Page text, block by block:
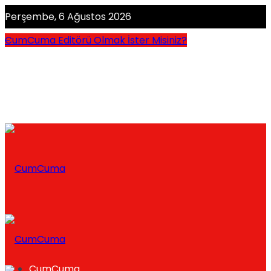
Perşembe, 6 Ağustos 2026
CumCuma Editörü Olmak İster Misiniz?